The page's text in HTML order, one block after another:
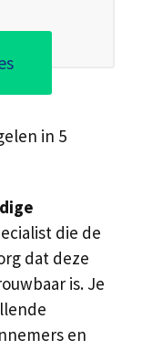
in 5
die de
dat deze
is. Je
en